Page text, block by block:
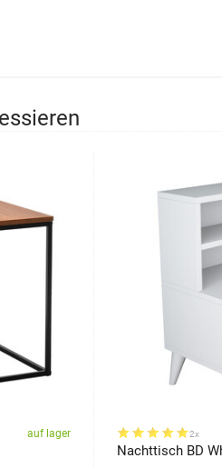
auf lager 2x
Nachttisch BD